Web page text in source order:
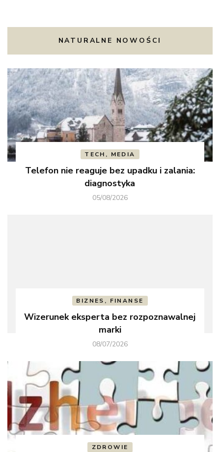
NATURALNE NOWOŚCI
TECH, MEDIA
Telefon nie reaguje bez upadku i zalania:
diagnostyka
05/08/2026
BIZNES, FINANSE
Wizerunek eksperta bez rozpoznawalnej
marki
08/07/2026
ZDROWIE